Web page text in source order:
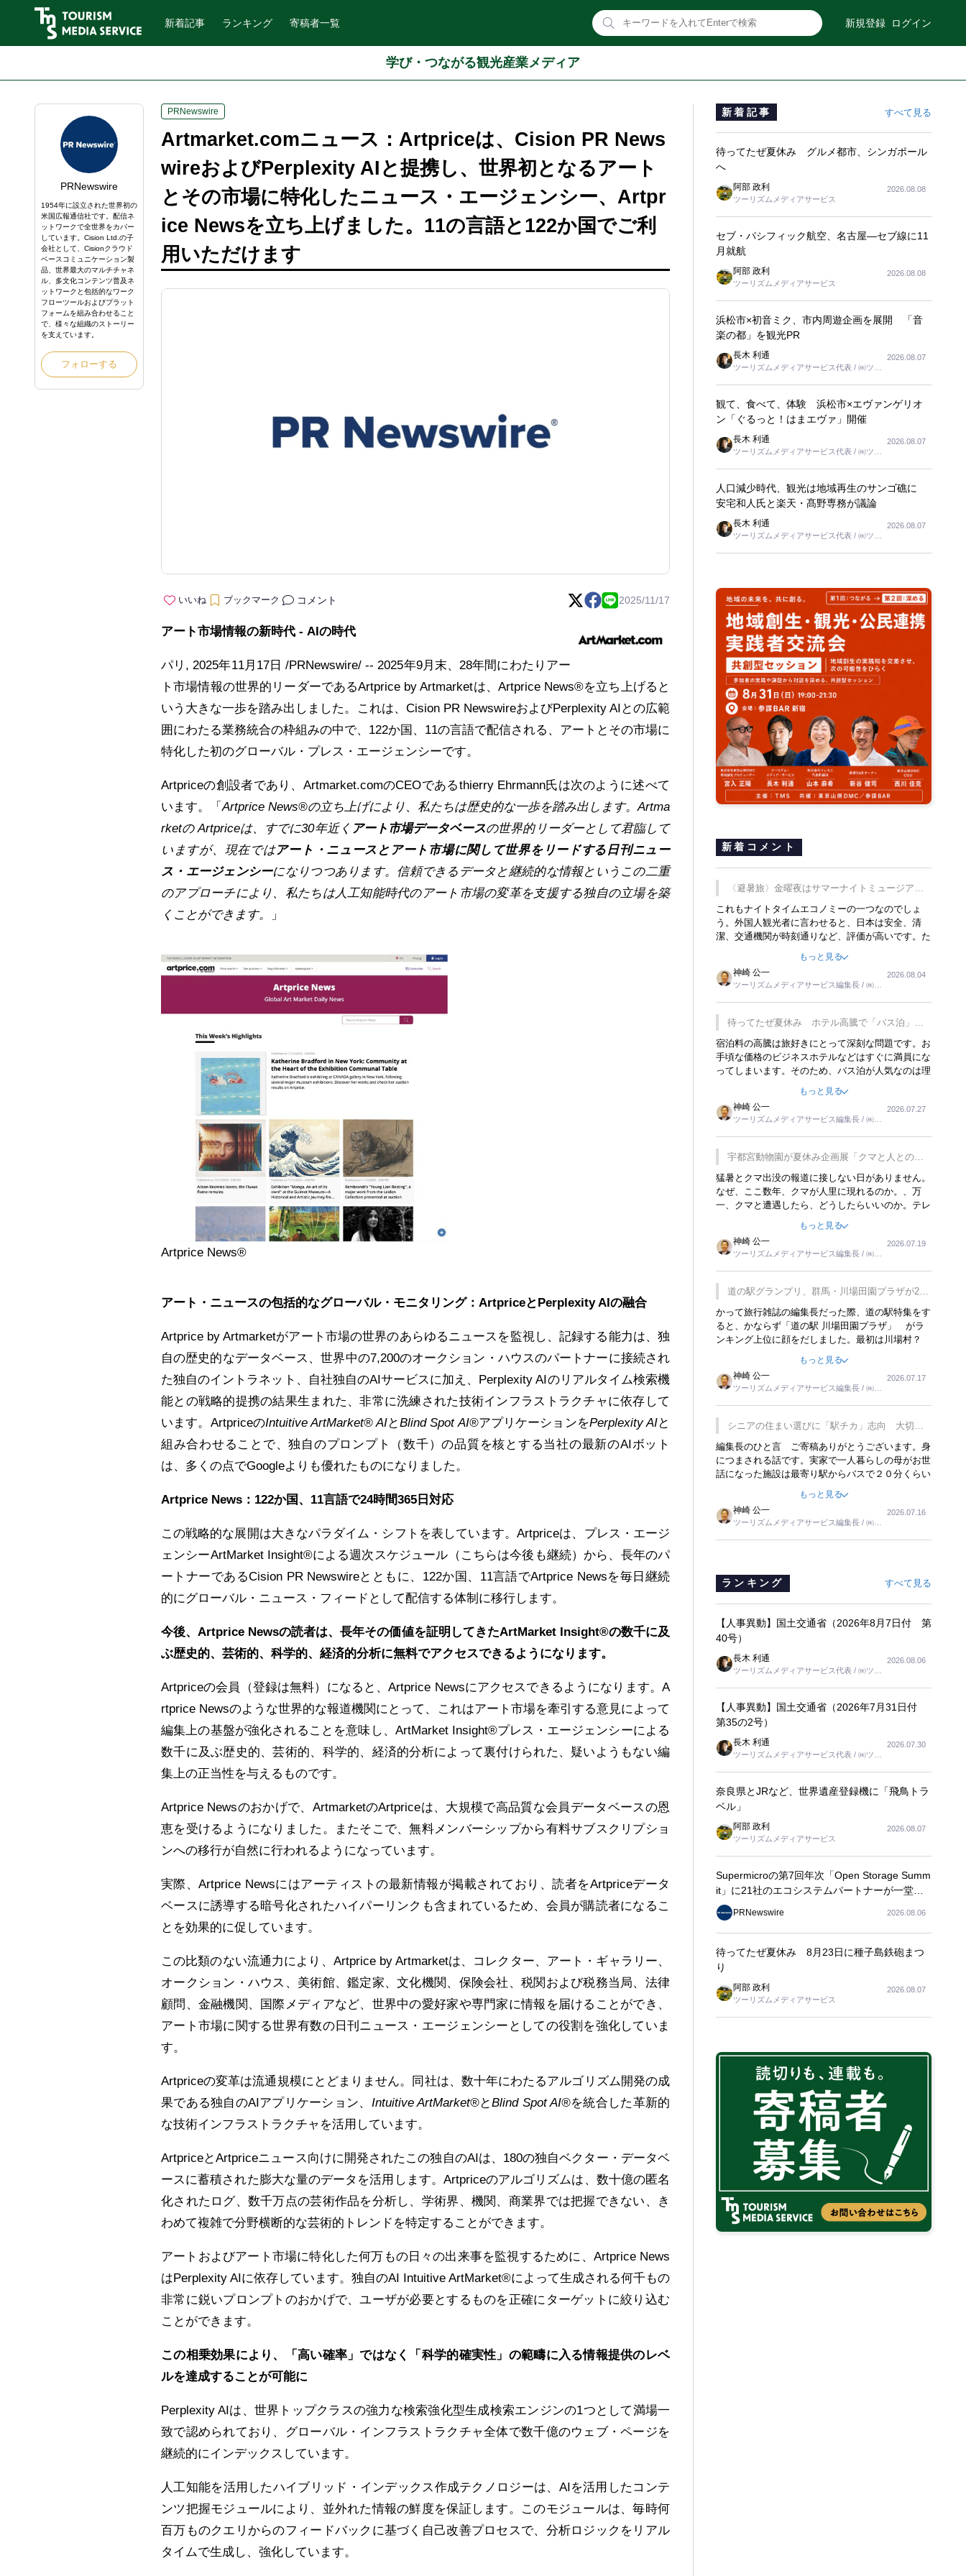
新着記事 ランキング 寄稿者一覧 新規登録 ログイン
学び・つながる観光産業メディア
PRNewswire
1954年に設立された世界初の
米国広報通信社です。配信ネ
ットワークで全世界をカバー
しています。Cision Ltd.の子
会社として、Cisionクラウド
ベースコミュニケーション製
品、世界最大のマルチチャネ
ル、多文化コンテンツ普及ネ
ットワークと包括的なワーク
フローツールおよびプラット
フォームを組み合わせること
で、様々な組織のストーリー
を支えています。
フォローする
PRNewswire
Artmarket.comニュース：Artpriceは、Cision PR News
wireおよびPerplexity AIと提携し、世界初となるアート
とその市場に特化したニュース・エージェンシー、Artpr
ice Newsを立ち上げました。11の言語と122か国でご利
用いただけます
いいね ブックマーク コメント 2025/11/17
アート市場情報の新時代 - AI の時代
パリ ,2025年11月17日 /PRNewswire/ -- 2025年9月末、28年間にわたりアー
ト市場情報の世界的リーダーであるArtprice by Artmarketは、Artprice News®を立ち上げると
いう大きな一歩を踏み出しました。これは、Cision PR NewswireおよびPerplexity AIとの広範
囲にわたる業務統合の枠組みの中で、122か国、11の言語で配信される、アートとその市場に
特化した初のグローバル・プレス・エージェンシーです。
Artpriceの創設者であり、Artmarket.comのCEOであるthierry Ehrmann氏は次のように述べて
います。「Artprice News®の立ち上げにより、私たちは歴史的な一歩を踏み出します。Artma
rketの Artpriceは、すでに30年近く アート市場データベースの世界的リーダーとして君臨して
いますが、現在ではアート・ニュースとアート市場に関して世界をリードする日刊ニュー
ス・エージェンシーになりつつあります。信頼できるデータと継続的な情報というこの二重
のアプローチにより、私たちは人工知能時代のアート市場の変革を支援する独自の立場を築
くことができます。
」
Artprice News®
アート・ニュースの包括的なグローバル・モニタリング：ArtpriceとPerplexity AI の融合
Artprice by Artmarketがアート市場の世界のあらゆるニュースを監視し、記録する能力は、独
自の歴史的なデータベース、世界中の7,200のオークション・ハウスのパートナーに接続され
た独自のイントラネット、自社独自のAIサービスに加え、Perplexity AIのリアルタイム検索機
能との戦略的提携の結果生まれた、非常に洗練された技術インフラストラクチャに依存して
います。ArtpriceのIntuitive ArtMarket® AIとBlind Spot AI®アプリケーションをPerplexity AIと
組み合わせることで、独自のプロンプト（数千）の品質を核とする当社の最新のAIボット
は、多くの点でGoogleよりも優れたものになりました。
Artprice News ：122か国、11言語で24時間365 日対応
この戦略的な展開は大きなパラダイム・シフトを表しています。Artpriceは、プレス・エージ
ェンシーArtMarket Insight®による週次スケジュール（こちらは今後も継続）から、長年のパ
ートナーであるCision PR Newswireとともに、122か国、11言語でArtprice Newsを毎日継続
的にグローバル・ニュース・フィードとして配信する体制に移行します。
今後、Artprice Newsの読者は、長年その価値を証明してきたArtMarket Insight®の数千に及
ぶ歴史的、芸術的、科学的、経済的分析に無料でアクセスできるようになります。
Artpriceの会員（登録は無料）になると、Artprice Newsにアクセスできるようになります。A
rtprice Newsのような世界的な報道機関にとって、これはアート市場を牽引する意見によって
編集上の基盤が強化されることを意味し、ArtMarket Insight®プレス・エージェンシーによる
数千に及ぶ歴史的、芸術的、科学的、経済的分析によって裏付けられた、疑いようもない編
集上の正当性を与えるものです。
Artprice Newsのおかげで、ArtmarketのArtpriceは、大規模で高品質な会員データベースの恩
恵を受けるようになりました。またそこで、無料メンバーシップから有料サブスクリプショ
ンへの移行が自然に行われるようになっています。
実際、Artprice Newsにはアーティストの最新情報が掲載されており、読者をArtpriceデータ
ベースに誘導する暗号化されたハイパーリンクも含まれているため、会員が購読者になるこ
とを効果的に促しています。
この比類のない流通力により、Artprice by Artmarketは、コレクター、アート・ギャラリー、
オークション・ハウス、美術館、鑑定家、文化機関、保険会社、税関および税務当局、法律
顧問、金融機関、国際メディアなど、世界中の愛好家や専門家に情報を届けることができ、
アート市場に関する世界有数の日刊ニュース・エージェンシーとしての役割を強化していま
す。
Artpriceの変革は流通規模にとどまりません。同社は、数十年にわたるアルゴリズム開発の成
果である独自のAIアプリケーション、 Intuitive ArtMarket®とBlind Spot AI®を統合した革新的
な技術インフラストラクチャを活用しています。
ArtpriceとArtpriceニュース向けに開発されたこの独自のAIは、180の独自ベクター・データベ
ースに蓄積された膨大な量のデータを活用します。Artpriceのアルゴリズムは、数十億の匿名
化されたログ、数千万点の芸術作品を分析し、学術界、機関、商業界では把握できない、き
わめて複雑で分野横断的な芸術的トレンドを特定することができます。
アートおよびアート市場に特化した何万もの日々の出来事を監視するために、Artprice News
はPerplexity AIに依存しています。独自のAI Intuitive ArtMarket®によって生成される何千もの
非常に鋭いプロンプトのおかげで、ユーザが必要とするものを正確にターゲットに絞り込む
ことができます。
この相乗効果により、「高い確率」ではなく「科学的確実性」の範疇に入る情報提供のレベ
ルを達成することが可能に
Perplexity AIは、世界トップクラスの強力な検索強化型生成検索エンジンの1つとして満場一
致で認められており、グローバル・インフラストラクチャ全体で数千億のウェブ・ページを
継続的にインデックスしています。
人工知能を活用したハイブリッド・インデックス作成テクノロジーは、AIを活用したコンテ
ンツ把握モジュールにより、並外れた情報の鮮度を保証します。このモジュールは、毎時何
百万ものクエリからのフィードバックに基づく自己改善プロセスで、分析ロジックをリアル
タイムで生成し、強化しています。
新着記事 すべて見る
待ってたぜ夏休み グルメ都市、シンガポール
へ
阿部 政利
ツーリズムメディアサービス
2026.08.08
セブ・パシフィック航空、名古屋―セブ線に11
月就航
阿部 政利
ツーリズムメディアサービス
2026.08.08
浜松市×初音ミク、市内周遊企画を展開 「音
楽の都」を観光PR
長木 利通
ツーリズムメディアサービス代表 / ㈱ツー
2026.08.07
観て、食べて、体験 浜松市×エヴァンゲリオ
ン「ぐるっと！はまエヴァ」開催
長木 利通
ツーリズムメディアサービス代表 / ㈱ツー
2026.08.07
人口減少時代、観光は地域再生のサンゴ礁に
安宅和人氏と楽天・髙野専務が議論
長木 利通
ツーリズムメディアサービス代表 / ㈱ツー
2026.08.07
新着コメント
〈避暑旅〉金曜夜はサマーナイトミュージア
ム、都立6施設で
これもナイトタイムエコノミーの一つなのでしょ
う。外国人観光者に言わせると、日本は安全、清
潔、交通機関が時刻通りなど、評価が高いです。た
す。そのような意味で、金曜夜にこのようなイベン
トが行われれば、日本人に限らず外国人にとっても
楽しみが増えるでしょうね。
もっと見る
神崎 公一
ツーリズムメディアサービス編集長 / ㈱ツ
2026.08.04
待ってたぜ夏休み ホテル高騰で「バス泊」人
気
宿泊料の高騰は旅好きにとって深刻な問題です。お
手頃な価格のビジネスホテルなどはすぐに満員にな
ってしまいます。そのため、バス泊が人気なのは理
行をした時は、移動はグレイハウンドバスでした。
夕方から夜の便を利用してホテル代を浮かせていま
した。ただし、若いからできたことです。若い人が
夜行バスで京都に行った、青森に行ったと聞くと、
疲れが残らないのかなと思ってしまいます。
もっと見る
神崎 公一
ツーリズムメディアサービス編集長 / ㈱ツ
2026.07.27
宇都宮動物園が夏休み企画展「クマと人との距
離」を7月20日から開催
猛暑とクマ出没の報道に接しない日がありません。
なぜ、ここ数年、クマが人里に現れるのか。、万
一、クマと遭遇したら、どうしたらいいのか。テレ
るなんてことは、冗談でもいえません。そんな中
で、この企画展はタイムリーですね。
もっと見る
神崎 公一
ツーリズムメディアサービス編集長 / ㈱ツ
2026.07.19
道の駅グランプリ、群馬・川場田園プラザが2連
覇
かって旅行雑誌の編集長だった際、道の駅特集をす
ると、かならず「道の駅 川場田園プラザ」 がラ
ンキング上位に顔をだしました。最初は川場村？
れ永井 彰一社長にインタビューしたら、興味深い
話が次々が飛び出しました。プレゼンも巧みで、今
でも思い出すことが２つあります。一つは、従業員
に東京ディズニーランドを見学させ、サービス業、
接客業の何かを理解してもらっていることです。
もう一つは1800円もするプレミアムヨーグルトを
販売するにあたり、社内に懸念もあったそうです。
永井社長は、駐車場に都内ナンバーの高級外車が停
まっていることに目をつけ、高級商品でも売れると
確信したそうです。今回の記事を懐かしく読みまし
もっと見る
神崎 公一
ツーリズムメディアサービス編集長 / ㈱ツ
2026.07.17
シニアの住まい選びに「駅チカ」志向 大切な
のは出かけたくなる暮らし
編集長のひと言 ご寄稿ありがとうございます。身
につまされる話です。実家で一人暮らしの母がお世
話になった施設は最寄り駅からバスで２０分くらい
りました。母の住まいから近いという理由で、その
施設を選択したのですが、私と妹にとっては、半日
仕事ででした。シニアの住まい選びは、当人だけで
はなく、世話をする家族の足の便も考えない外池な
もっと見る
神崎 公一
ツーリズムメディアサービス編集長 / ㈱ツ
2026.07.16
ランキング すべて見る
【人事異動】国土交通省（2026年8月7日付 第
40号）
長木 利通
ツーリズムメディアサービス代表 / ㈱ツー
2026.08.06
【人事異動】国土交通省（2026年7月31日付
第35の2号）
長木 利通
ツーリズムメディアサービス代表 / ㈱ツー
2026.07.30
奈良県とJRなど、世界遺産登録機に「飛鳥トラ
ベル」
阿部 政利
ツーリズムメディアサービス
2026.08.07
Supermicroの第7回年次「Open Storage Summ
it」に21社のエコシステムパートナーが一堂に
会し、エンタープライズAIの大規模導入に関す
る実践的なガイダンスを共有
PRNewswire 2026.08.06
待ってたぜ夏休み 8月23日に種子島鉄砲まつ
り
阿部 政利
ツーリズムメディアサービス
2026.08.07